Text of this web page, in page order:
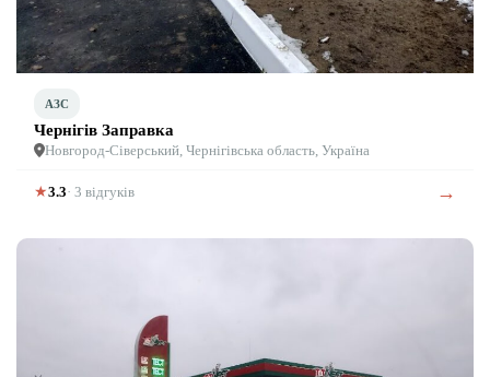
АЗС
Чернігів Заправка
Новгород-Сіверський, Чернігівська область, Україна
★3.3· 3 відгуків →